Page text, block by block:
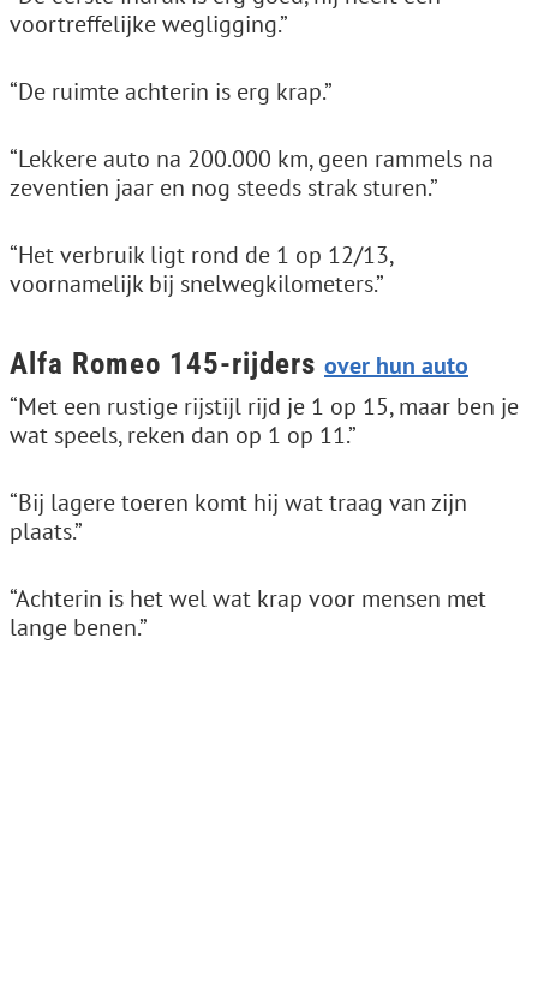
voortreffelijke wegligging.”
“De ruimte achterin is erg krap.”
“Lekkere auto na 200.000 km, geen rammels na
zeventien jaar en nog steeds strak sturen.”
“Het verbruik ligt rond de 1 op 12/13,
voornamelijk bij snelwegkilometers.”
Alfa Romeo 145-rijders over hun auto
“Met een rustige rijstijl rijd je 1 op 15, maar ben je
wat speels, reken dan op 1 op 11.”
“Bij lagere toeren komt hij wat traag van zijn
plaats.”
“Achterin is het wel wat krap voor mensen met
lange benen.”